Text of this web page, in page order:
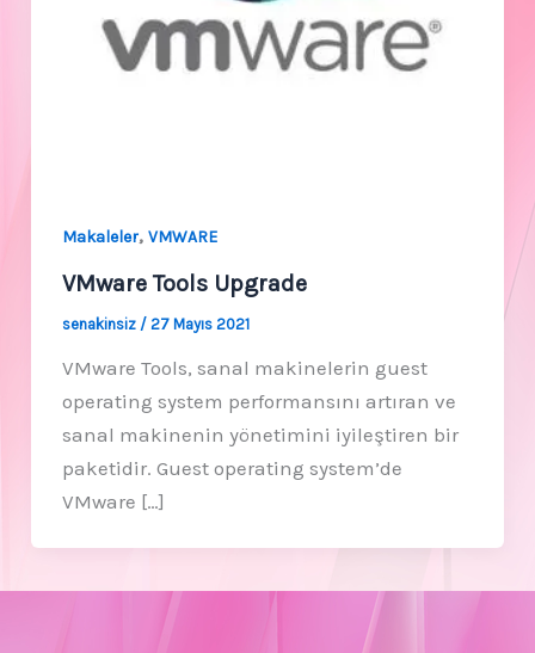
Makaleler, VMWARE
VMware Tools Upgrade
senakinsiz / 27 Mayıs 2021
VMware Tools, sanal makinelerin guest
operating system performansını artıran ve
sanal makinenin yönetimini iyileştiren bir
paketidir. Guest operating system’de
VMware […]